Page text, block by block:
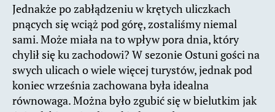
Jednakże po zabłądzeniu w krętych uliczkach
pnących się wciąż pod górę, zostaliśmy niemal
sami. Może miała na to wpływ pora dnia, który
chylił się ku zachodowi? W sezonie Ostuni gości na
swych ulicach o wiele więcej turystów, jednak pod
koniec września zachowana była idealna
równowaga. Można było zgubić się w bielutkim jak